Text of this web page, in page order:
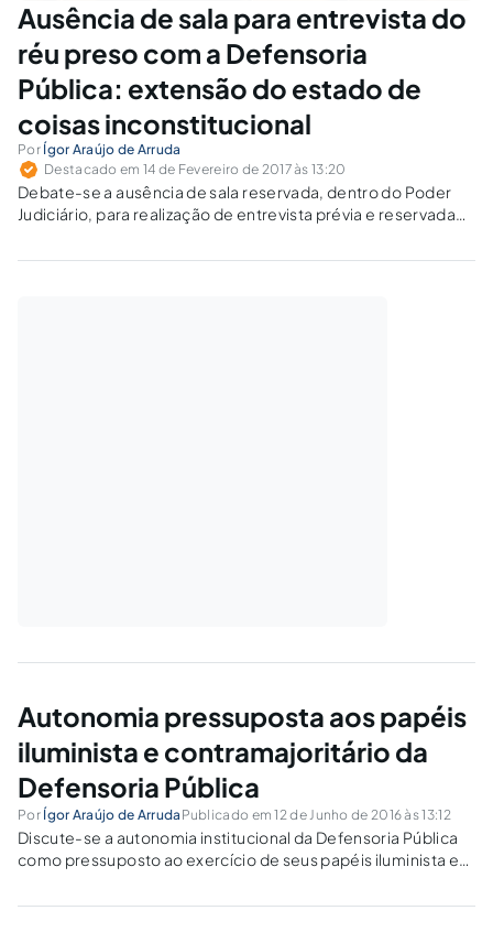
Ausência de sala para entrevista do
réu preso com a Defensoria
Pública: extensão do estado de
coisas inconstitucional
Por Ígor Araújo de Arruda
Destacado em 14 de Fevereiro de 2017 às 13:20
Debate-se a ausência de sala reservada, dentro do Poder
Judiciário, para realização de entrevista prévia e reservada
consistindo em grave violação à prerrogativa destes e aos
Autonomia pressuposta aos papéis
iluminista e contramajoritário da
Defensoria Pública
Por Ígor Araújo de Arruda Publicado em 12 de Junho de 2016 às 13:12
Discute-se a autonomia institucional da Defensoria Pública
como pressuposto ao exercício de seus papéis iluminista e
integral e gratuita prestada pelo Estado-Defensor e os